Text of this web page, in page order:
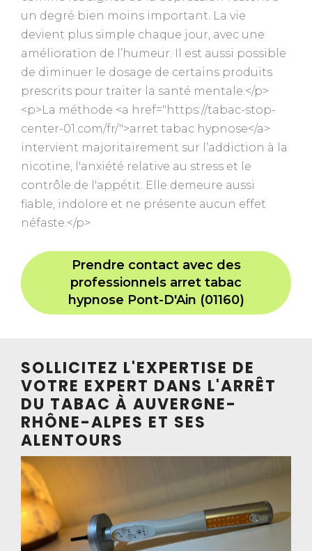
un degré bien moins important. La vie
devient plus simple chaque jour, avec une
amélioration de l’humeur. Il est aussi possible
de diminuer le dosage de certains produits
prescrits pour traiter la santé mentale.</p>
<p>La méthode <a href="https://tabac-stop-
center-01.com/fr/">arret tabac hypnose</a>
intervient majoritairement sur l’addiction à la
nicotine, l'anxiété relative au stress et le
contrôle de l'appétit. Elle demeure aussi
fiable, indolore et ne présente aucun effet
néfaste.</p>
Prendre contact avec des
professionnels arret tabac
hypnose Pont-D'Ain (01160)
SOLLICITEZ L'EXPERTISE DE
VOTRE EXPERT DANS L'ARRÊT
DU TABAC À AUVERGNE-
RHÔNE-ALPES ET SES
ALENTOURS